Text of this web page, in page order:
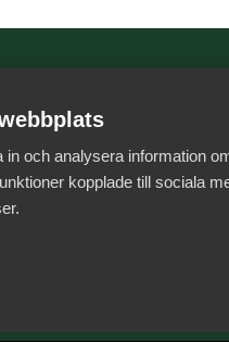
Som medlem
tillgång till
vår digitala
och analysera information
kopplade till sociala